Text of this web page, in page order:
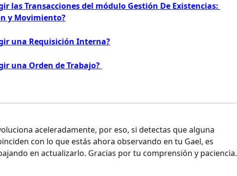
las Transacciones del módulo Gestión De Existencias:
y Movimiento?
una Requisición Interna?
una Orden de Trabajo?
aceleradamente, por eso, si detectas que alguna
con lo que estás ahora observando en tu Gael, es
en actualizarlo. Gracias por tu comprensión y paciencia.